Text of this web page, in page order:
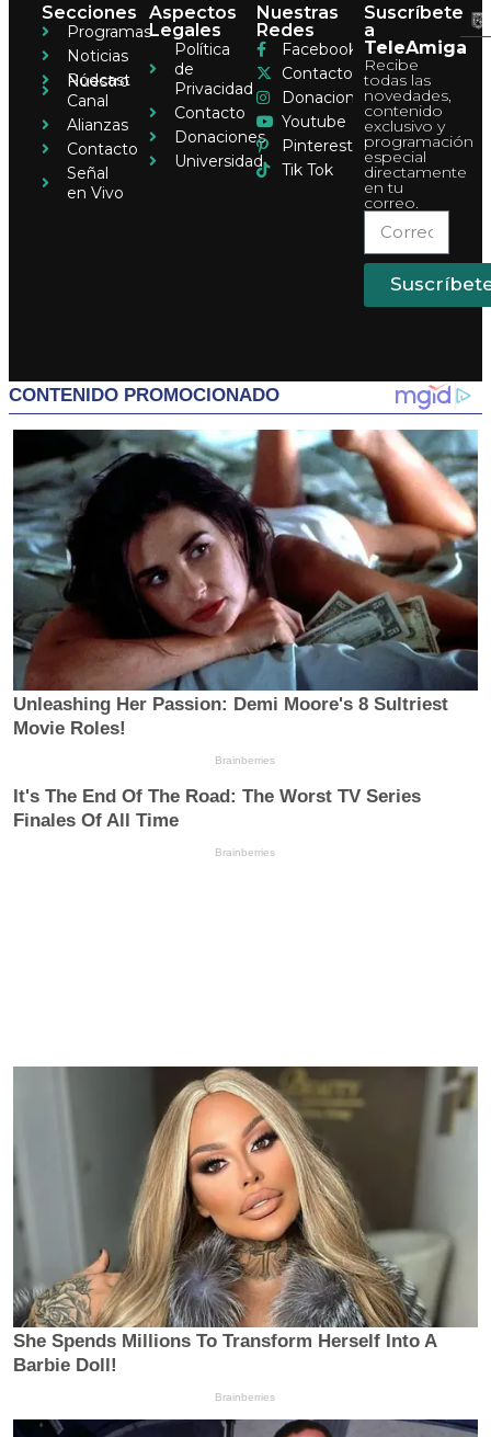
Secciones
Programas
Noticias
Pódcast
Nuestro
Canal
Alianzas
Contacto
Señal
en Vivo
Aspectos
Legales
Política
de
Privacidad
Contacto
Donaciones
Universidad
Nuestras
Redes
Facebook
Contacto
Donaciones
Youtube
Pinterest
Tik Tok
Suscríbete
a
TeleAmiga
Recibe
todas las
novedades,
contenido
exclusivo y
programación
especial
directamente
en tu
correo.